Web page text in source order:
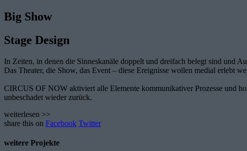
Big Show
Stage Design
In Zeiten, in denen die Sinneskanäle doppelt und dreifach belegt sind und
Das Theater, die Show, das Event – diese Ereignisse wollen medial erlebt
CIRCUS OF NOW aktiviert alle Elemente kommunikativer Prozesse und
unbeschadet wieder zurück.
weiterlesen >>
share this on Facebook Twitter
weitere Projekte